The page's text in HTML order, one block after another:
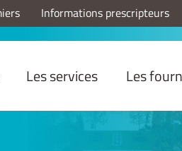
Informations prescripteurs
Les services Les